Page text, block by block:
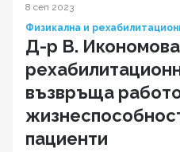
8 сеп 2023
Физикална и
Д-р В.
възвръща
пациенти